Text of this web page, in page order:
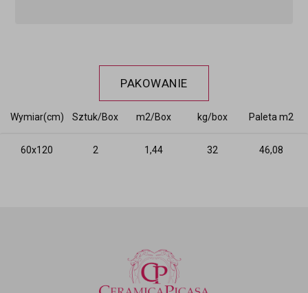
PAKOWANIE
Wymiar(cm) Sztuk/Box m2/Box kg/box Paleta m2
60x120 2 1,44 32 46,08